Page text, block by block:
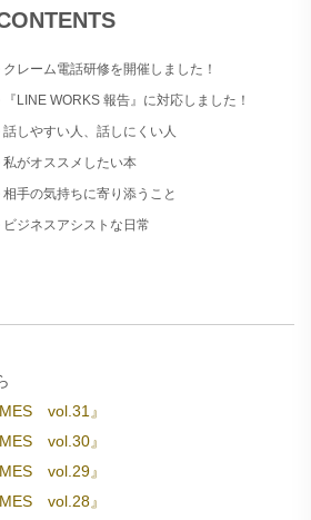
クレーム電話研修を開催しました！
『LINE WORKS 報告』に対応しました！
話しやすい人、話しにくい人
私がオススメしたい本
相手の気持ちに寄り添うこと
ビジネスアシストな日常
vol.31』
vol.30』
vol.29』
vol.28』